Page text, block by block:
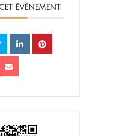
ÉVÉNEMENT